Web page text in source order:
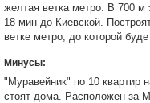
желтая ветка метро. В 700 м
18 мин до Киевской.
ветке метро, до которой
Минусы:
"Муравейник" по 10 квартир
стоят дома. Расположен за